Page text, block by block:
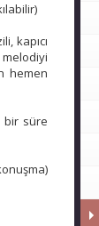
kapıcı
hemen
bir süre